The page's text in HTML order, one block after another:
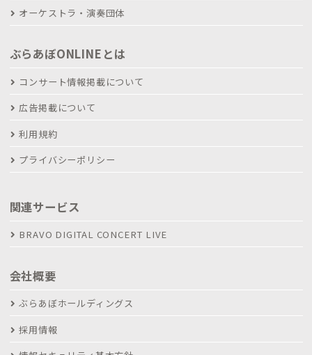
オーケストラ・演奏団体
ぶらあぼONLINEとは
コンサート情報掲載について
広告掲載について
利用規約
プライバシーポリシー
関連サービス
BRAVO DIGITAL CONCERT LIVE
会社概要
ぶらあぼホールディングス
採用情報